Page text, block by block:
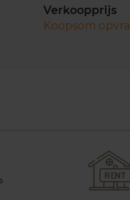
Verkoopprijs
Koopsom